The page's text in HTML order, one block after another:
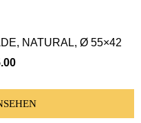
NATURAL, Ø 55×42